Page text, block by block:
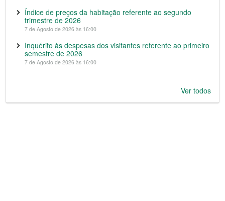
Índice de preços da habitação referente ao segundo
trimestre de 2026
7 de Agosto de 2026 às 16:00
Inquérito às despesas dos visitantes referente ao primeiro
semestre de 2026
7 de Agosto de 2026 às 16:00
Ver todos